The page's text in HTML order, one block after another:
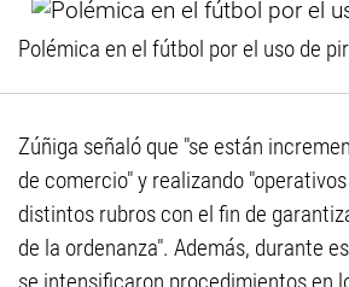
Polémica en el fútbol por el uso de
Zúñiga señaló que "se están
de comercio" y realizando
distintos rubros con el fin de
de la ordenanza". Además, durante